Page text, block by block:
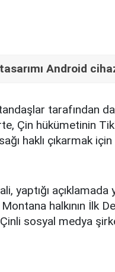
Android
tarafından
Çin hükümetinin
haklı çıkarmak
yaptığı
halkının İlk
Çinli sosyal medya